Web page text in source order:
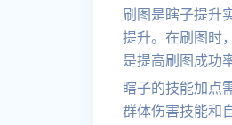
刷图是瞎子提升
提升。在刷图时
是提高刷图成功
瞎子的技能加点
群体伤害技能和